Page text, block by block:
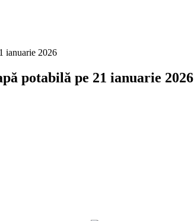
ianuarie 2026
potabilă pe 21 ianuarie 2026